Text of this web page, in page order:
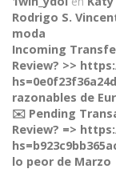
CONNECT
Rodrigo S.
moda
Incoming
Review? >>
razonables de
✉️ Pending
Review? =>
lo peor de Marzo